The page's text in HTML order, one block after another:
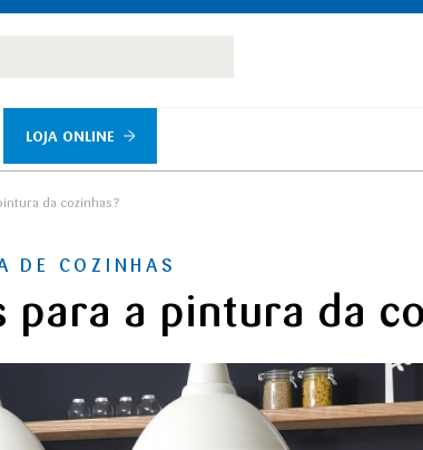
LOJA ONLINE
da cozinhas?
DE COZINHAS
para a pintura da